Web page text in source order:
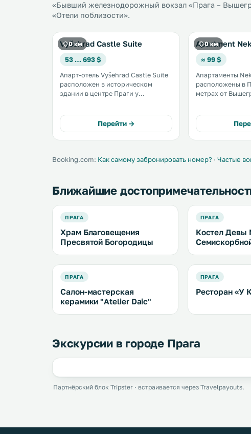
«Бывший железнодорожный вокзал «Прага –
«Отели поблизости».
0 км
Vyšehrad Castle Suite
53 … 693 $
Апарт-отель Vyšehrad Castle Suite
расположен в историческом
здании в центре Праги у
центра Праги. .Перейти →
0 км
Apartment
≈ 99 $
Апартаменты
расположены в
метрах от
прилегающей
предусмотрена
частная парковка. На
холодильник. .
Booking.com: Как самому забронировать номер? · Частые
Ближайшие
ПРАГА
Храм Благовещения
Пресвятой Богородицы
ПРАГА
Костел Девы
ПРАГА
Салон-мастерская
керамики "Atelier Daic"
ПРАГА
Ресторан «У
Экскурсии в городе Прага
Партнёрский блок Tripster · встраивается через Travelpayouts.